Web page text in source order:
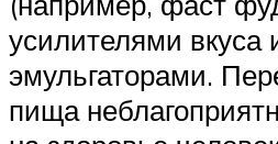
усилителями вкуса
эмульгаторами.
пища